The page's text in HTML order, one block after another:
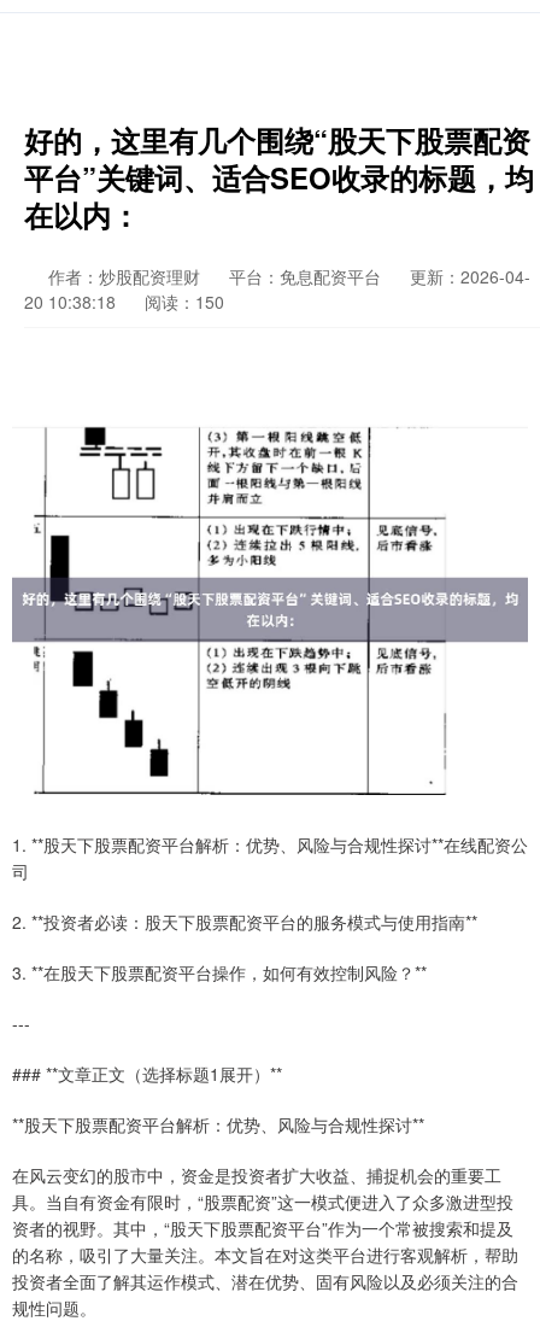
好的，这里有几个围绕“股天下股票配资
平台”关键词、适合SEO收录的标题，均
在以内：
作者：炒股配资理财 平台：免息配资平台
更新：2026-04-
20 10:38:18
阅读：150
1. **股天下股票配资平台解析：优势、风险与合规性探讨**在线配资公
司
2. **投资者必读：股天下股票配资平台的服务模式与使用指南**
3. **在股天下股票配资平台操作，如何有效控制风险？**
---
### **文章正文（选择标题1展开）**
**股天下股票配资平台解析：优势、风险与合规性探讨**
在风云变幻的股市中，资金是投资者扩大收益、捕捉机会的重要工
具。当自有资金有限时，“股票配资”这一模式便进入了众多激进型投
资者的视野。其中，“股天下股票配资平台”作为一个常被搜索和提及
的名称，吸引了大量关注。本文旨在对这类平台进行客观解析，帮助
投资者全面了解其运作模式、潜在优势、固有风险以及必须关注的合
规性问题。